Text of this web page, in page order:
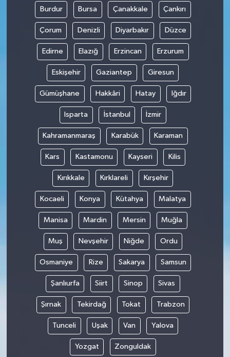
Burdur Bursa Çanakkale Çankırı
Çorum Denizli Diyarbakır Düzce
Edirne Elazığ Erzincan Erzurum
Eskişehir Gaziantep Giresun
Gümüşhane Hakkâri Hatay Iğdır
Isparta İstanbul İzmir
Kahramanmaraş Karabük Karaman
Kars Kastamonu Kayseri Kilis
Kırıkkale Kırklareli Kırşehir
Kocaeli Konya Kütahya Malatya
Manisa Mardin Mersin Muğla
Muş Nevşehir Niğde Ordu
Osmaniye Rize Sakarya Samsun
Şanlıurfa Siirt Sinop Sivas
Şırnak Tekirdağ Tokat Trabzon
Tunceli Uşak Van Yalova
Yozgat Zonguldak